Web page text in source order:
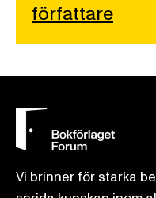
författare
Vi brinner för starka